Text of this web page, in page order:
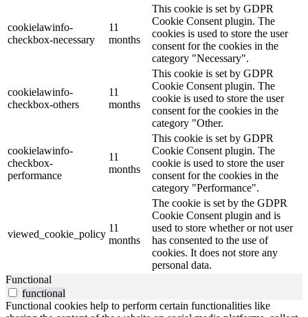
cookielawinfo-
checkbox-necessary
11
months
This cookie is set by GDPR
Cookie Consent plugin. The
cookies is used to store the user
consent for the cookies in the
category "Necessary".
cookielawinfo-
checkbox-others
11
months
This cookie is set by GDPR
Cookie Consent plugin. The
cookie is used to store the user
consent for the cookies in the
category "Other.
cookielawinfo-
checkbox-
performance
11
months
This cookie is set by GDPR
Cookie Consent plugin. The
cookie is used to store the user
consent for the cookies in the
category "Performance".
viewed_cookie_policy
11
months
The cookie is set by the GDPR
Cookie Consent plugin and is
used to store whether or not user
has consented to the use of
cookies. It does not store any
personal data.
Functional
functional
Functional cookies help to perform certain functionalities like